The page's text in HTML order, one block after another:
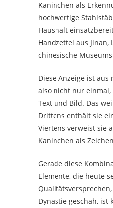
Kaninchen als
hochwertige
Haushalt
Handzettel aus Jinan,
chinesische
Diese Anzeige ist
also nicht nur
Text und Bild. Das
Drittens enthält sie
Viertens verweist sie
Kaninchen als
Gerade diese
Elemente, die heute
Dynastie geschah,